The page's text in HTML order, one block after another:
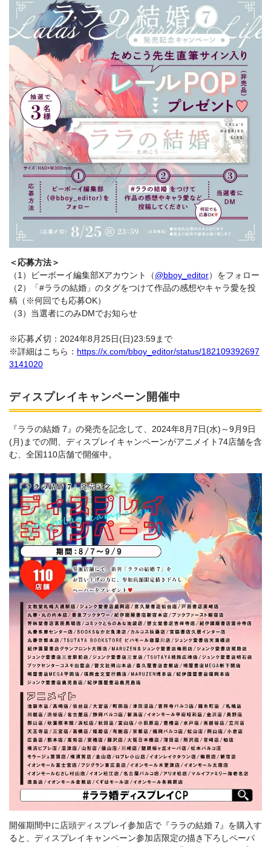
＜応募方法＞
（1）ビーボーイ編集部Xアカウント（@bboy_editor）をフォロー
（2）「#ララの結婚」のタグをつけて作品の感想やキャラ愛を投
稿（※何回でも応募OK）
（3）当選者にのみDMでお知らせ
※応募〆切：2024年8月25日(日)23:59まで
※詳細はこちら： https://x.com/bboy_editor/status/182109392697
3141020
ディスプレイキャンペーン開催中
『ララの結婚 7』の発売を記念して、2024年8月7日(水)～9月9日
(月)までの間、ディスプレイキャンペーンがアニメイト74店舗を含
む、全国110店舗で開催中。
開催期間中に店頭ディスプレイ参加店で『ララの結婚 7』を購入す
ると、ディスプレイキャンペーン参加店限定の描き下ろしペーパ